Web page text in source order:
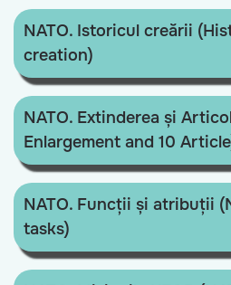
NATO. Istoricul creării
creation)
NATO. Extinderea și
Enlargement and 10
NATO. Funcții și atribuții
tasks)